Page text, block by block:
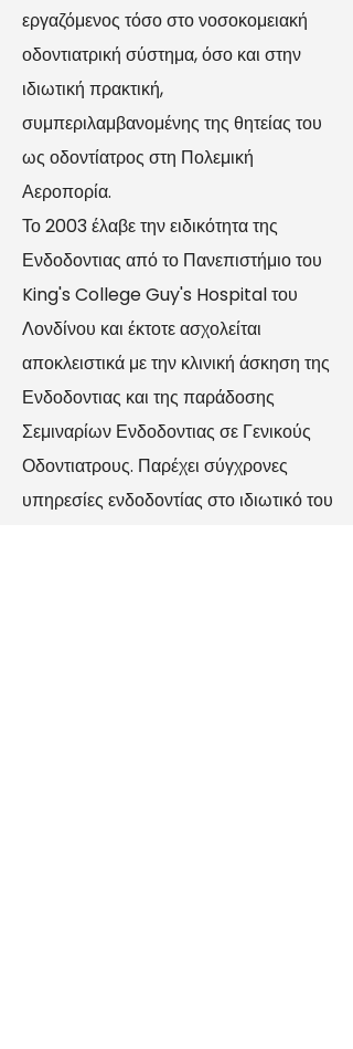
εργαζόμενος τόσο στο νοσοκομειακή
οδοντιατρική σύστημα, όσο και στην
ιδιωτική πρακτική,
συμπεριλαμβανομένης της θητείας του
ως οδοντίατρος στη Πολεμική
Αεροπορία.
Το 2003 έλαβε την ειδικότητα της
Ενδοδοντιας από το Πανεπιστήμιο του
King's College Guy's Hospital του
Λονδίνου και έκτοτε ασχολείται
αποκλειστικά με την κλινική άσκηση της
Ενδοδοντιας και της παράδοσης
Σεμιναρίων Ενδοδοντιας σε Γενικούς
Οδοντιατρους. Παρέχει σύγχρονες
υπηρεσίες ενδοδοντίας στο ιδιωτικό του